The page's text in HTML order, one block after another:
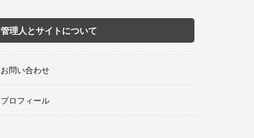
管理人とサイトについて
お問い合わせ
プロフィール